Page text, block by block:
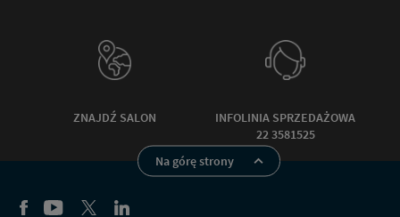
ZNAJDŹ SALON
INFOLINIA SPRZEDAŻOWA
22 3581525
Na górę strony